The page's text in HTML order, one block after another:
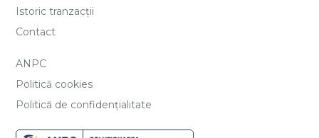
Istoric tranzacții
Contact
ANPC
Politică cookies
Politică de confidențialitate